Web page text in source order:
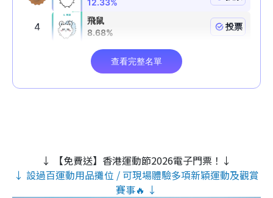
↓ 【免費送】香港運動節2026電子門票！↓
↓ 設過百運動用品攤位 / 可現場體驗多項新穎運動及觀賞
賽事🔥 ↓